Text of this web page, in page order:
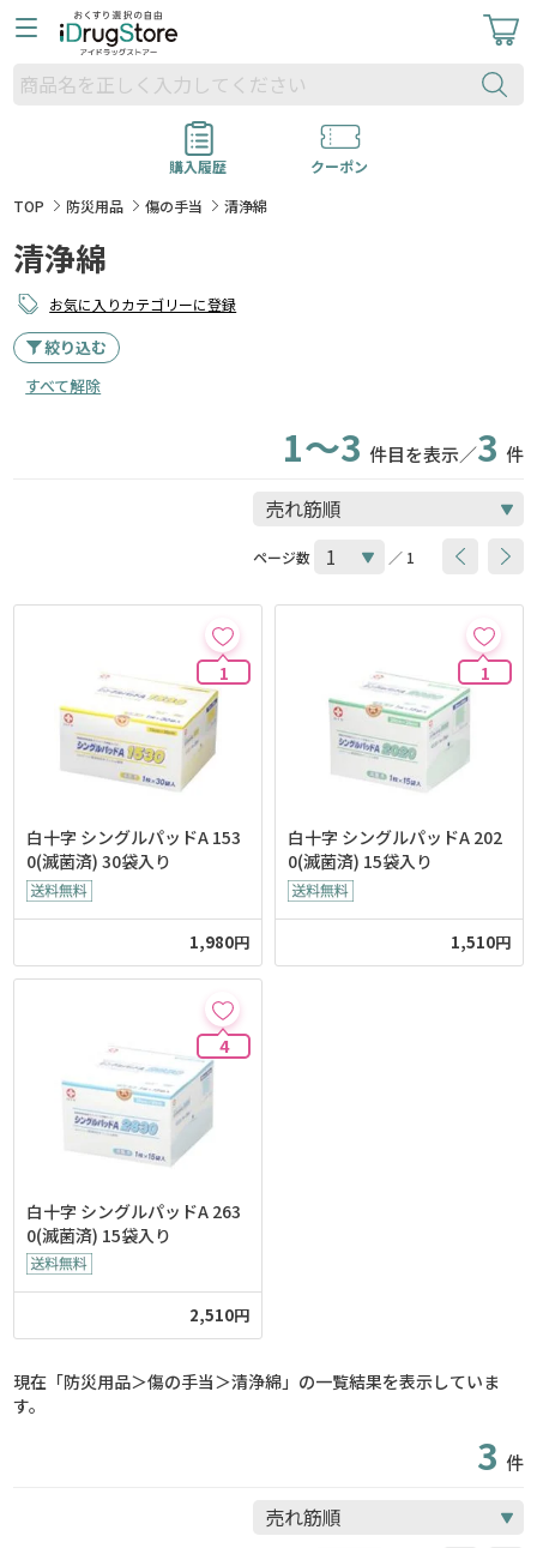
購入履歴
クーポン
TOP
防災用品 傷の手当 清浄綿
清浄綿
お気に入りカテゴリーに登録
絞り込む
すべて解除
1～3 件目を表示／3 件
ページ数 ／ 1
1
白十字 シングルパッドA 153
0(滅菌済) 30袋入り
1,980円
1
白十字 シングルパッドA 202
0(滅菌済) 15袋入り
1,510円
4
白十字 シングルパッドA 263
0(滅菌済) 15袋入り
2,510円
現在「防災用品＞傷の手当＞清浄綿」の一覧結果を表示していま
す。
3 件